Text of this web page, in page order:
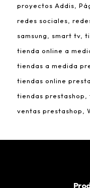
proyectos Addis
redes sociales
samsung
smart tv
tienda online a
tiendas a medida
tiendas online
tiendas prestashop
ventas prestashop